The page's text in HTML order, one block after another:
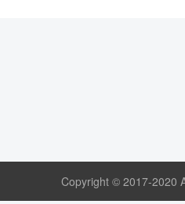
Copyright © 2017-2020